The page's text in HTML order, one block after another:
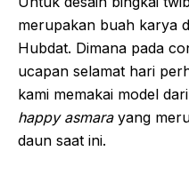
merupakan buah karya
Hubdat. Dimana pada
ucapan selamat hari
kami memakai model dari
happy asmarayang
daun saat ini.